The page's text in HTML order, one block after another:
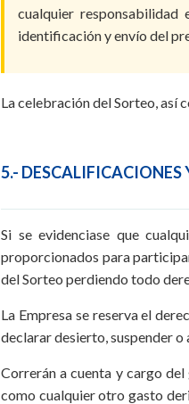
cualquier
identificación y envío del
La celebración del Sorteo, así
5.-
Si se evidenciase que
proporcionados para
del Sorteo perdiendo todo
La Empresa se reserva el
declarar desierto, suspender o
Correrán a cuenta y cargo
como cualquier otro gasto